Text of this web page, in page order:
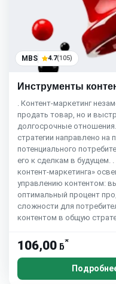
MBS 4.7(105)
Инструменты
. Контент-маркетинг
продать товар, но и
долгосрочные
стратегии направлено на
потенциального
его к сделкам в будущем.
контент-маркетинга»
управлению контентом:
оптимальный процент
сложности для
контентом в общую
106,00 ƃ*